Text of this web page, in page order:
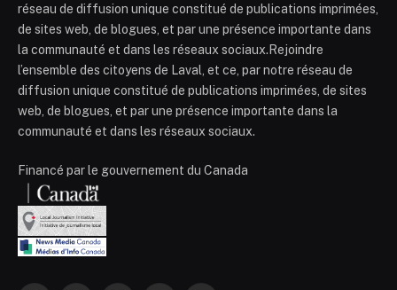
réseau de diffusion unique constitué de publications imprimées,
de sites web, de blogues, et par une présence importante dans
la communauté et dans les réseaux sociaux.Rejoindre
l’ensemble des citoyens de Laval, et ce, par notre réseau de
diffusion unique constitué de publications imprimées, de sites
web, de blogues, et par une présence importante dans la
communauté et dans les réseaux sociaux.
Financé par le gouvernement du Canada